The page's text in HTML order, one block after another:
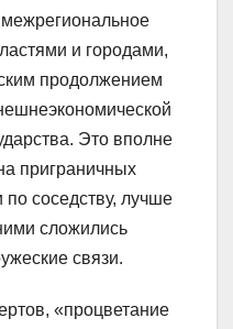
и городами,
продолжением
Это вполне
приграничных
соседству, лучше
сложились
связи.
«процветание